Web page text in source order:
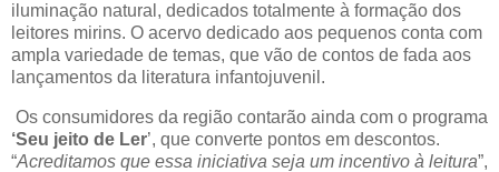
iluminação natural, dedicados totalmente à formação dos
leitores mirins. O acervo dedicado aos pequenos conta com
ampla variedade de temas, que vão de contos de fada aos
lançamentos da literatura infantojuvenil.
Os consumidores da região contarão ainda com o programa
‘Seu jeito de Ler’, que converte pontos em descontos.
“Acreditamos que essa iniciativa seja um incentivo à leitura”,